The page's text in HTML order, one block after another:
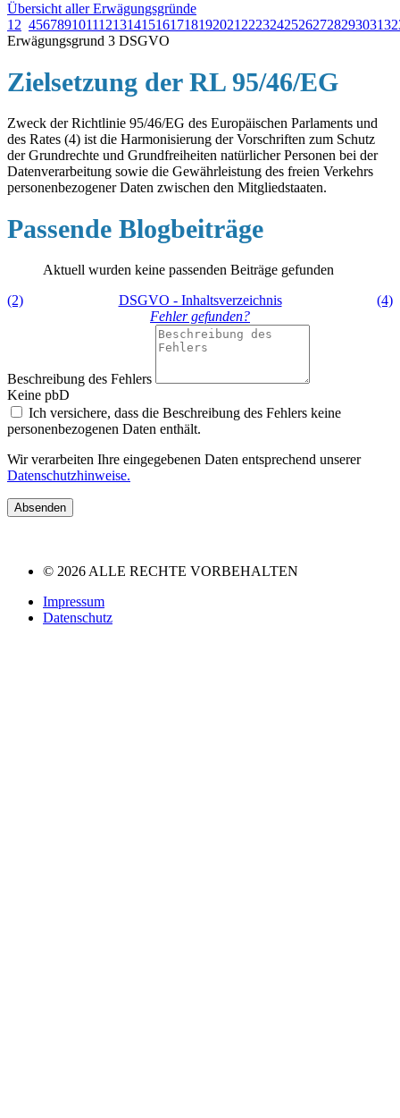
Übersicht aller Erwägungsgründe
1 2 456789101112131415161718192021 2223242526272829303132
Erwägungsgrund 3 DSGVO
Zielsetzung der RL 95/46/EG
Zweck der Richtlinie 95/46/EG des Europäischen Parlaments und
des Rates (4) ist die Harmonisierung der Vorschriften zum Schutz
der Grundrechte und Grundfreiheiten natürlicher Personen bei der
Datenverarbeitung sowie die Gewährleistung des freien Verkehrs
personenbezogener Daten zwischen den Mitgliedstaaten.
Passende Blogbeiträge
Aktuell wurden keine passenden Beiträge gefunden
(2)
DSGVO - Inhaltsverzeichnis
(4)
Fehler gefunden?
Beschreibung des Fehlers
Keine pbD
Ich versichere, dass die Beschreibung des Fehlers keine
personenbezogenen Daten enthält.
Wir verarbeiten Ihre eingegebenen Daten entsprechend unserer
Datenschutzhinweise.
Absenden
© 2026 ALLE RECHTE VORBEHALTEN
Impressum
Datenschutz